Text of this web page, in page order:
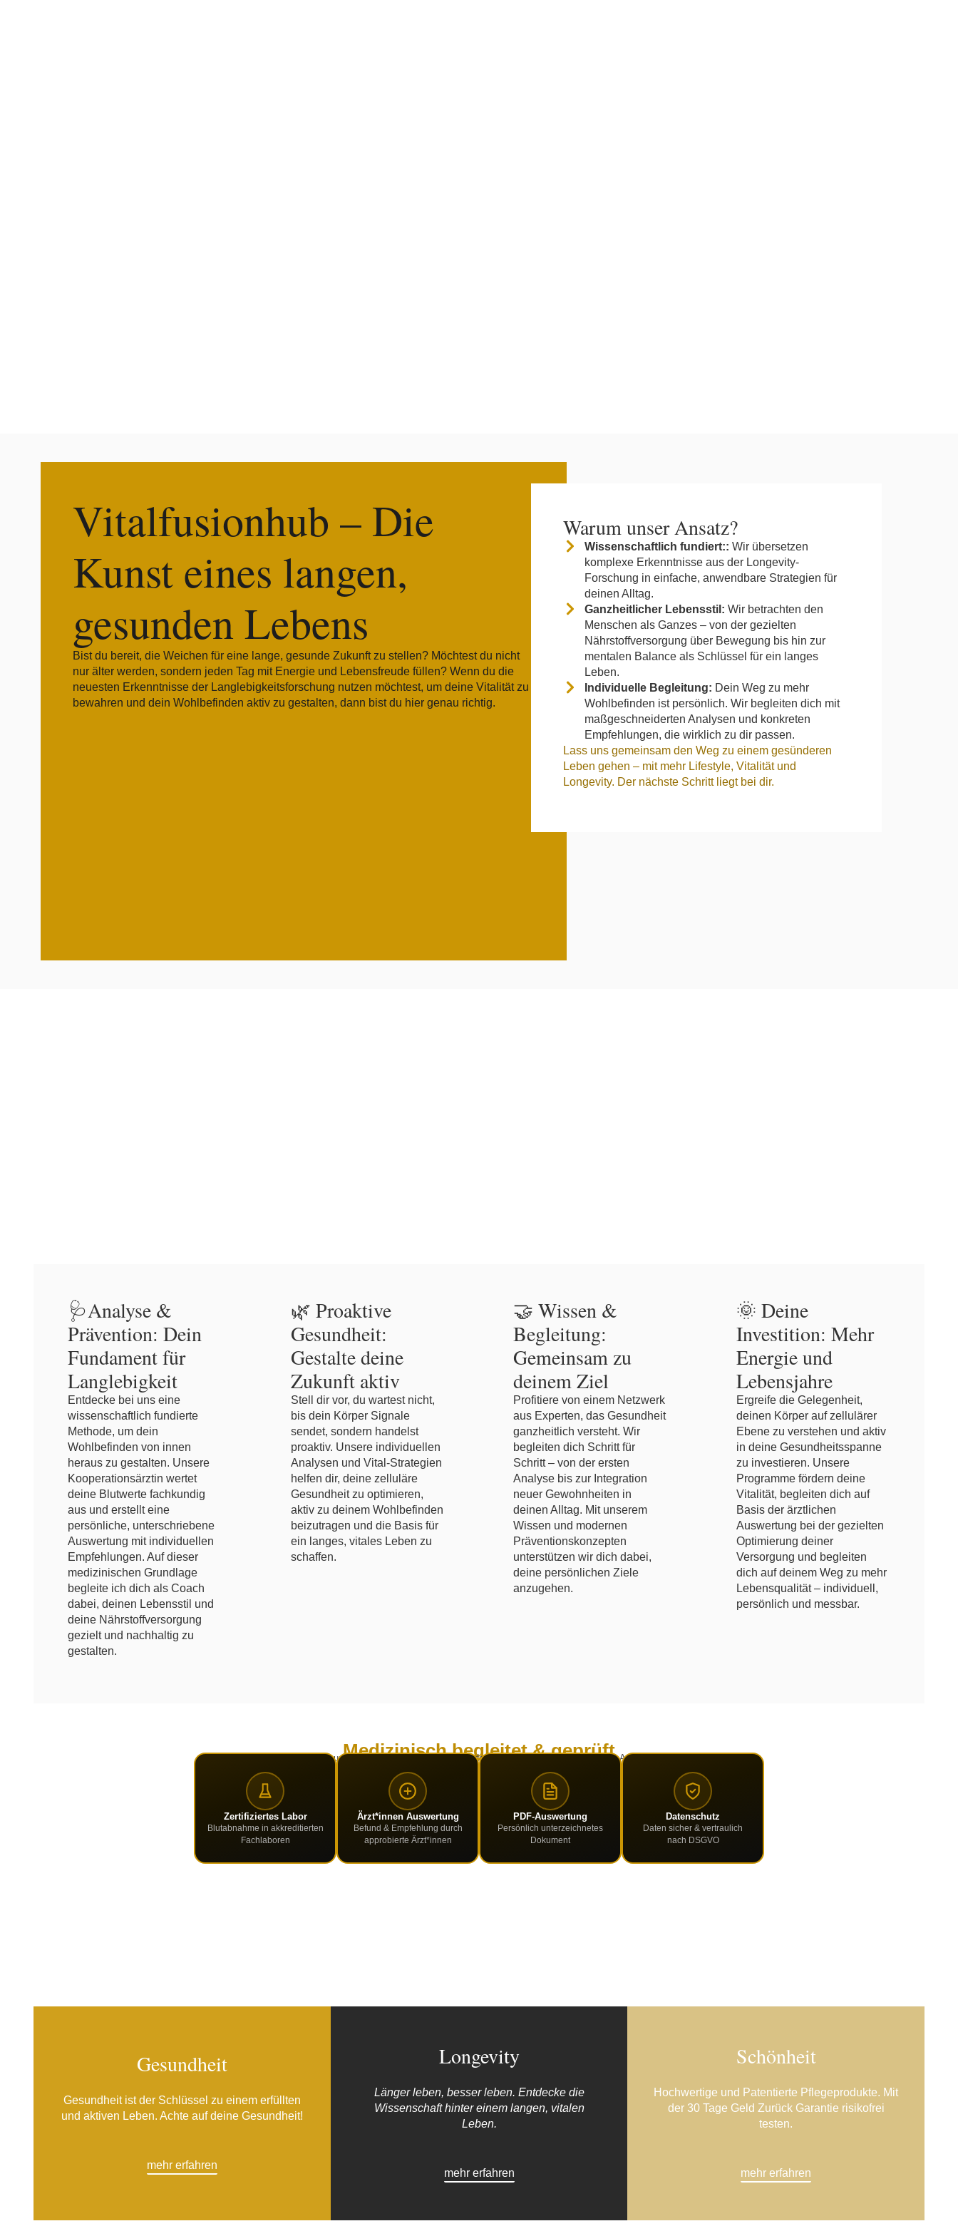
Vitalfusionhub – Die
Kunst eines langen,
gesunden Lebens
Bist du bereit, die Weichen für eine lange, gesunde Zukunft zu stellen? Möchtest du nicht
nur älter werden, sondern jeden Tag mit Energie und Lebensfreude füllen? Wenn du die
neuesten Erkenntnisse der Langlebigkeitsforschung nutzen möchtest, um deine Vitalität zu
bewahren und dein Wohlbefinden aktiv zu gestalten, dann bist du hier genau richtig.
Warum unser Ansatz?
Wissenschaftlich fundiert:: Wir übersetzen
komplexe Erkenntnisse aus der Longevity-
Forschung in einfache, anwendbare Strategien für
deinen Alltag.
Ganzheitlicher Lebensstil: Wir betrachten den
Menschen als Ganzes – von der gezielten
Nährstoffversorgung über Bewegung bis hin zur
mentalen Balance als Schlüssel für ein langes
Leben.
Individuelle Begleitung: Dein Weg zu mehr
Wohlbefinden ist persönlich. Wir begleiten dich mit
maßgeschneiderten Analysen und konkreten
Empfehlungen, die wirklich zu dir passen.
Lass uns gemeinsam den Weg zu einem gesünderen
Leben gehen – mit mehr Lifestyle, Vitalität und
Longevity. Der nächste Schritt liegt bei dir.
🩺Analyse &
Prävention: Dein
Fundament für
Langlebigkeit
Entdecke bei uns eine
wissenschaftlich fundierte
Methode, um dein
Wohlbefinden von innen
heraus zu gestalten. Unsere
Kooperationsärztin wertet
deine Blutwerte fachkundig
aus und erstellt eine
persönliche, unterschriebene
Auswertung mit individuellen
Empfehlungen. Auf dieser
medizinischen Grundlage
begleite ich dich als Coach
dabei, deinen Lebensstil und
deine Nährstoffversorgung
gezielt und nachhaltig zu
gestalten.
🌿 Proaktive
Gesundheit:
Gestalte deine
Zukunft aktiv
Stell dir vor, du wartest nicht,
bis dein Körper Signale
sendet, sondern handelst
proaktiv. Unsere individuellen
Analysen und Vital-Strategien
helfen dir, deine zelluläre
Gesundheit zu optimieren,
aktiv zu deinem Wohlbefinden
beizutragen und die Basis für
ein langes, vitales Leben zu
schaffen.
🤝 Wissen &
Begleitung:
Gemeinsam zu
deinem Ziel
Profitiere von einem Netzwerk
aus Experten, das Gesundheit
ganzheitlich versteht. Wir
begleiten dich Schritt für
Schritt – von der ersten
Analyse bis zur Integration
neuer Gewohnheiten in
deinen Alltag. Mit unserem
Wissen und modernen
Präventionskonzepten
unterstützen wir dich dabei,
deine persönlichen Ziele
anzugehen.
🌞 Deine
Investition: Mehr
Energie und
Lebensjahre
Ergreife die Gelegenheit,
deinen Körper auf zellulärer
Ebene zu verstehen und aktiv
in deine Gesundheitsspanne
zu investieren. Unsere
Programme fördern deine
Vitalität, begleiten dich auf
Basis der ärztlichen
Auswertung bei der gezielten
Optimierung deiner
Versorgung und begleiten
dich auf deinem Weg zu mehr
Lebensqualität – individuell,
persönlich und messbar.
Medizinisch begleitet &geprüft
Deine Gesundheit in sicheren Händen – von der Blutabnahme bis zur ärztlichen Auswertung
Zertifiziertes Labor
Blutabnahme in akkreditierten
Fachlaboren
Ärzt*innen Auswertung
Befund & Empfehlung durch
approbierte Ärzt*innen
PDF-Auswertung
Persönlich unterzeichnetes
Dokument
Datenschutz
Daten sicher & vertraulich
nach DSGVO
Gesundheit
Gesundheit ist der Schlüssel zu einem erfüllten
und aktiven Leben. Achte auf deine Gesundheit!
mehr erfahren
Longevity
Länger leben, besser leben. Entdecke die
Wissenschaft hinter einem langen, vitalen
Leben.
mehr erfahren
Schönheit
Hochwertige und Patentierte Pflegeprodukte. Mit
der 30 Tage Geld Zurück Garantie risikofrei
testen.
mehr erfahren